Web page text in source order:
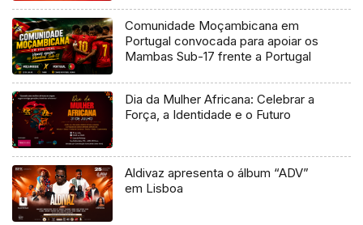
Comunidade Moçambicana em
Portugal convocada para apoiar os
Mambas Sub-17 frente a Portugal
Dia da Mulher Africana: Celebrar a
Força, a Identidade e o Futuro
Aldivaz apresenta o álbum “ADV”
em Lisboa